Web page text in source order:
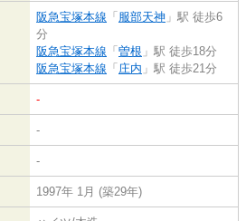
阪急宝塚本線 「 服部天神 」駅 徒歩6
分
阪急宝塚本線 「 曽根 」駅 徒歩18分
阪急宝塚本線 「 庄内 」駅 徒歩21分
-
-
-
1997年 1月 (築29年)